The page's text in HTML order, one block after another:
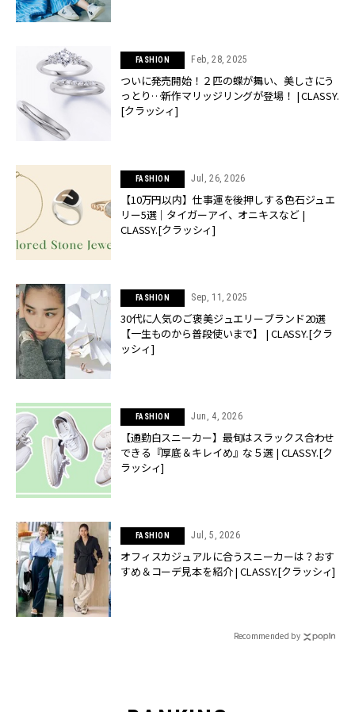
FASHION Feb, 28, 2025
ついに発売開始！２匹の蝶が舞い、美しさにう
っとり…新作マリッジリングが登場！ | CLASSY.
[クラッシィ]
FASHION Jul, 26, 2026
【10万円以内】仕事運を後押しする色石ジュエ
リー5選｜タイガーアイ、オニキスなど |
CLASSY.[クラッシィ]
FASHION Sep, 11, 2025
30代に人気のご褒美ジュエリーブランド20選
【一生ものから普段使いまで】 | CLASSY.[クラ
ッシィ]
FASHION Jun, 4, 2026
【通勤白スニーカー】最旬はスラックス合わせ
できる『厚底＆キレイめ』な５選 | CLASSY.[ク
ラッシィ]
FASHION Jul, 5, 2026
オフィスカジュアルに合うスニーカーは？おす
すめ＆コーデ見本を紹介 | CLASSY.[クラッシィ]
Recommended by